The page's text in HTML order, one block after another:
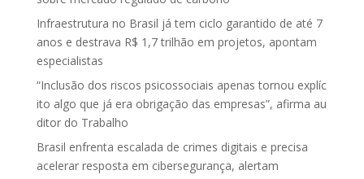
Infraestrutura no Brasil já tem ciclo garantido de até 7
anos e destrava R$ 1,7 trilhão em projetos, apontam
especialistas
“Inclusão dos riscos psicossociais apenas tornou explíc
ito algo que já era obrigação das empresas”, afirma au
ditor do Trabalho
Brasil enfrenta escalada de crimes digitais e precisa
acelerar resposta em cibersegurança, alertam